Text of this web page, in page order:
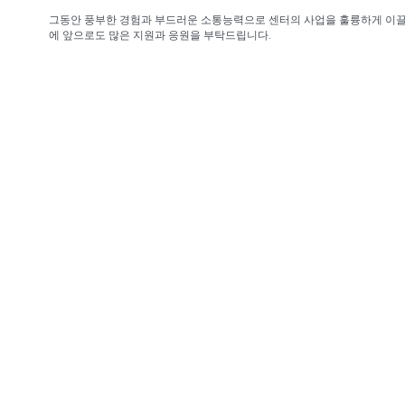
그동안 풍부한 경험과 부드러운 소통능력으로 센터의 사업을 훌륭하게 이
에 앞으로도 많은 지원과 응원을 부탁드립니다.